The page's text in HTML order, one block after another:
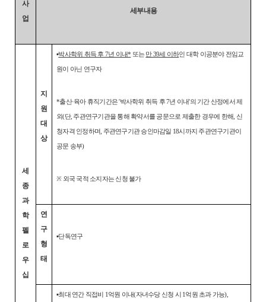
사
업
세부내용
세
종
과
학
펠
로
우
십
지
원
대
상
▪박사학위 취득 후 7년 이내* 또는만 39세 이하인 대학 이공분야 전임교
원이 아닌 연구자
*출산·육아 휴직기간은 '박사학위 취득 후 7년 이내'의 기간 산정에서 제
외(단, 주관연구기관을 통해 확약서를 공문으로 제출한 경우에 한해, 신
청자격 인정하며, 주관연구기관 승인마감일 18시까지 주관연구기관이
공문 송부)
※ 외국 국적 소지자는 신청 불가
연
구
형
태
▪단독연구
▪최대 연간 직접비 1억원 이내(자녀수당 신청 시 1억원 초과 가능),